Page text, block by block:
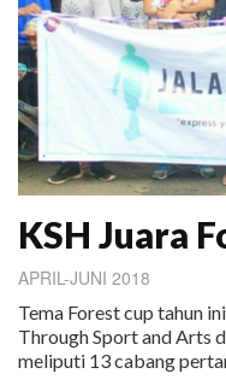
KSH Juara
APRIL-JUNI 2018
Tema Forest cup tahun
Through Sport and Arts
meliputi 13 cabang